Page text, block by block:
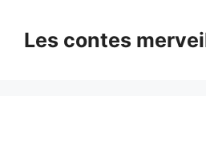
contentLes contes